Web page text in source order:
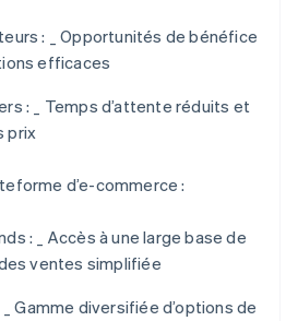
: _
Opportunités de bénéfice
efficaces
: _
Temps d’attente réduits et
prix
d’e-commerce :
: _
Accès à une large base de
ventes simplifiée
Gamme diversifiée d’options de